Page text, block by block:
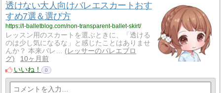
透けない大人向けバレエスカートおす
すめ7選＆選び方
https://l-balletblog.com/non-transparent-ballet-skirt/
レッスン用のスカートを選ぶときに、「透ける
のは少し気になるな」と感じたことはありませ
んか？ 本来バレ…
レッサーのバレエブロ
グ
10ヶ月前
いいね！
0